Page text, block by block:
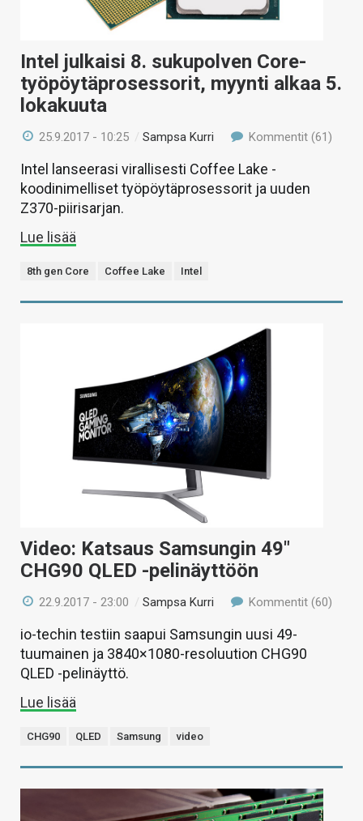
Intel julkaisi 8. sukupolven Core-
työpöytäprosessorit, myynti alkaa 5.
lokakuuta
25.9.2017 - 10:25 /Sampsa Kurri Kommentit (61)
Intel lanseerasi virallisesti Coffee Lake -
koodinimelliset työpöytäprosessorit ja uuden
Z370-piirisarjan.
Lue lisää
8th gen Core Coffee Lake Intel
Video: Katsaus Samsungin 49″
CHG90 QLED -pelinäyttöön
22.9.2017 - 23:00 /Sampsa Kurri Kommentit (60)
io-techin testiin saapui Samsungin uusi 49-
tuumainen ja 3840×1080-resoluution CHG90
QLED -pelinäyttö.
Lue lisää
CHG90 QLED Samsung video